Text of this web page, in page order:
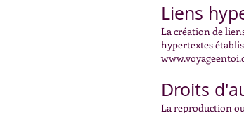
Liens
La création de
hypertextes
Droits
La reproduction